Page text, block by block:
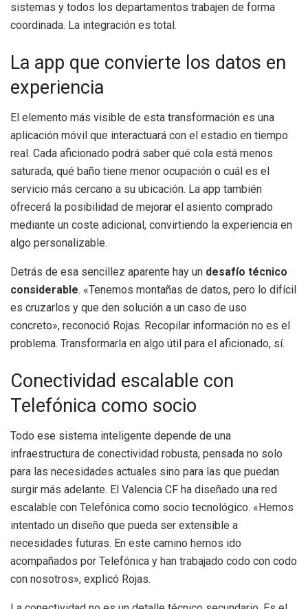
sistemas y todos los departamentos trabajen de forma
coordinada. La integración es total.
La app que convierte los datos en
experiencia
El elemento más visible de esta transformación es una
aplicación móvil que interactuará con el estadio en tiempo
real. Cada aficionado podrá saber qué cola está menos
saturada, qué baño tiene menor ocupación o cuál es el
servicio más cercano a su ubicación. La app también
ofrecerá la posibilidad de mejorar el asiento comprado
mediante un coste adicional, convirtiendo la experiencia en
algo personalizable.
Detrás de esa sencillez aparente hay un desafío técnico
considerable. «Tenemos montañas de datos, pero lo difícil
es cruzarlos y que den solución a un caso de uso
concreto», reconoció Rojas. Recopilar información no es el
problema. Transformarla en algo útil para el aficionado, sí.
Conectividad escalable con
Telefónica como socio
Todo ese sistema inteligente depende de una
infraestructura de conectividad robusta, pensada no solo
para las necesidades actuales sino para las que puedan
surgir más adelante. El Valencia CF ha diseñado una red
escalable con Telefónica como socio tecnológico. «Hemos
intentado un diseño que pueda ser extensible a
necesidades futuras. En este camino hemos ido
acompañados por Telefónica y han trabajado codo con codo
con nosotros», explicó Rojas.